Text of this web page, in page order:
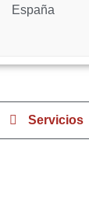
España
Servicios